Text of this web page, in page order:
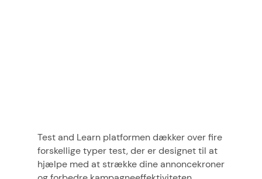
Test and Learn platformen dækker over fire
forskellige typer test, der er designet til at
hjælpe med at strække dine annoncekroner